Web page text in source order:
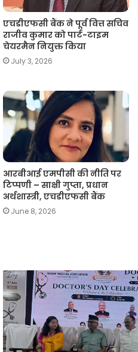
एचडीएफसी बैंक ने पूर्व वित्त सचिव
राजीव कुमार को पार्ट-टाइम
चेयरमैन नियुक्त किया
July 3, 2026
आरबीआई एमपीसी की नीति पर
टिप्पणी – साक्षी गुप्ता, प्रधान
अर्थशास्त्री, एचडीएफसी बैंक
June 8, 2026
आईएमए
लखनऊ
में
राष्ट्रीय
चिकित्सक
दिवस